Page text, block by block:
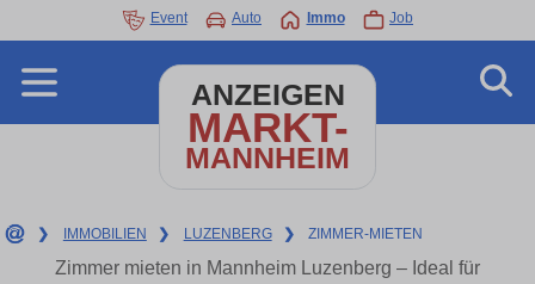
Event Auto Immo Job
ANZEIGEN
MARKT-
MANNHEIM
❯ IMMOBILIEN ❯ LUZENBERG ❯ ZIMMER-MIETEN
Zimmer mieten in Mannheim Luzenberg – Ideal für